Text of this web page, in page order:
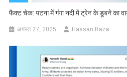
फैक्ट चेक: पटना में गंगा नदी में ट्रेन के डूबने का
अगस्त 27, 2025 Hassan Raza